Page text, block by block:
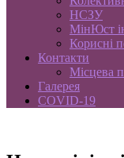
НСЗУ
МінЮст
Корисні
Контакти
Місцева
Галерея
COVID-19